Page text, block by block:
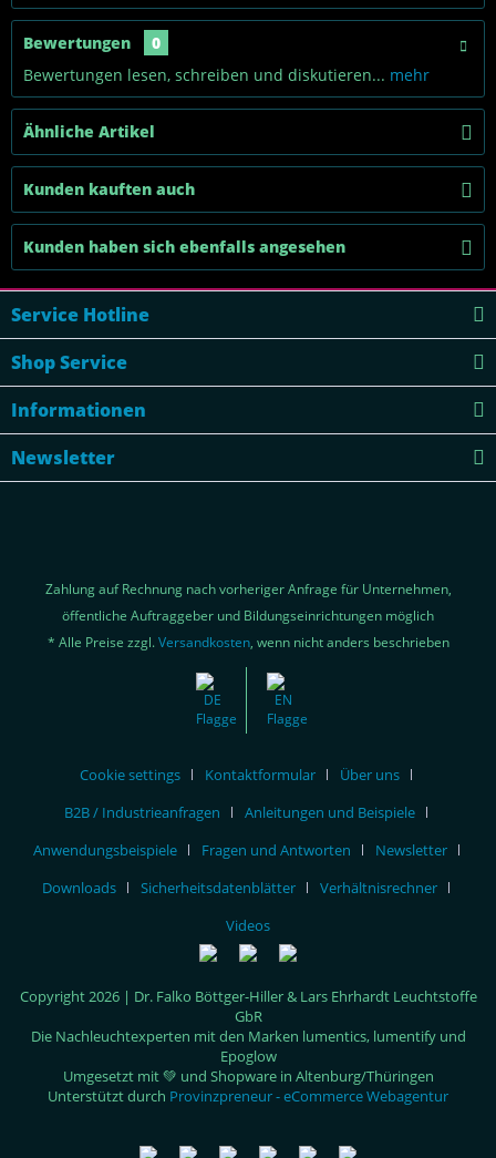
Bewertungen
0
Bewertungen lesen, schreiben und diskutieren... mehr
Ähnliche Artikel
Kunden kauften auch
Kunden haben sich ebenfalls angesehen
Service Hotline
Shop Service
Informationen
Newsletter
Zahlung auf Rechnung nach vorheriger Anfrage für Unternehmen,
öffentliche Auftraggeber und Bildungseinrichtungen möglich
* Alle Preise zzgl.Versandkosten, wenn nicht anders beschrieben
Cookie settings Kontaktformular
Über uns
B2B / Industrieanfragen
Anleitungen und Beispiele
Anwendungsbeispiele
Fragen und Antworten
Newsletter
Downloads
Sicherheitsdatenblätter
Verhältnisrechner
Videos
Copyright 2026 | Dr. Falko Böttger-Hiller & Lars Ehrhardt Leuchtstoffe
GbR
Die Nachleuchtexperten mit den Marken lumentics, lumentify und
Epoglow
Umgesetzt mit 💚 und Shopware in Altenburg/Thüringen
Unterstützt durch Provinzpreneur - eCommerce Webagentur